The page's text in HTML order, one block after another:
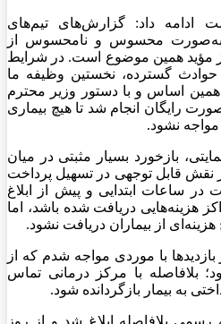
ادامه داد: گزارش‌های تیم‌های
به‌صورت محسوس و نامحسوس از
مؤید همین موضوع است. در شرایط
حوادث گسترده، نخستین وظیفه ما
اساس و با دستور وزیر محترم
رایگان انجام شد تا هیچ بیماری
نشود.
بازخورد بسیار مثبتی در میان
نقش قابل توجهی در تسهیل پرداخت
در ساعات ابتدایی و پیش از ابلاغ
هزینه‌هایی دریافت شده باشد، اما
از بیماران دریافت نشود.
با موردی مواجه شدم که از
بلافاصله با مرکز درمانی تماس
به بیمار بازگردانده شود.
بلافاصله ابلاغ شد و از روز